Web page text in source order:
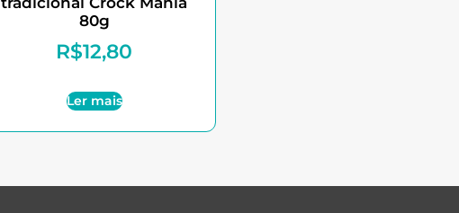
80g
R$12,80
Ler mais